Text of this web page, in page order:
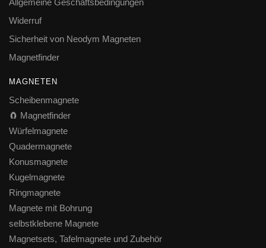
Allgemeine Geschäftsbedingungen
Widerruf
Sicherheit von Neodym Magneten
Magnetfinder
MAGNETEN
Scheibenmagnete
🧲 Magnetfinder
Würfelmagnete
Quadermagnete
Konusmagnete
Kugelmagnete
Ringmagnete
Magnete mit Bohrung
selbstklebene Magnete
Magnetsets, Tafelmagnete und Zubehör